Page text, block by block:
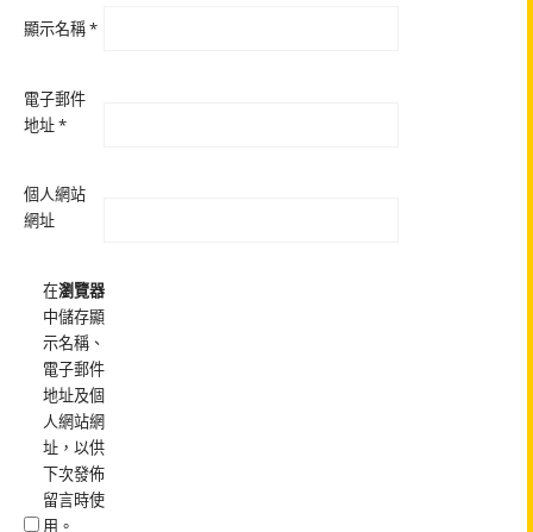
顯示名稱*
電子郵件
地址*
個人網站
網址
在瀏覽器
中儲存顯
示名稱、
電子郵件
地址及個
人網站網
址，以供
下次發佈
留言時使
用。